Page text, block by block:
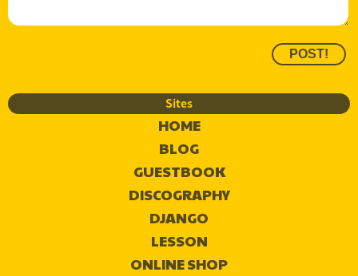
Sites
HOME
BLOG
GUESTBOOK
DISCOGRAPHY
DJANGO
LESSON
ONLINE SHOP